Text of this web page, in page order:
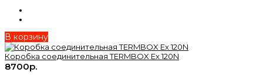
В корзину
Коробка соединительная TERMBOX Ex 120N
8700р.